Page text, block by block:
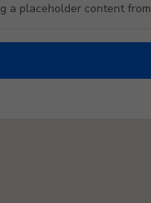
a placeholder content from